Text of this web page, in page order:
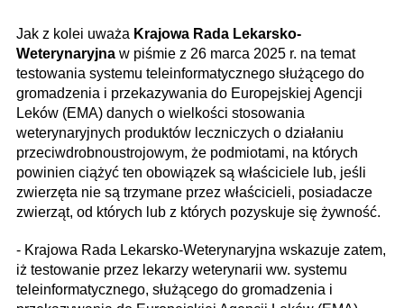
Jak z kolei uważa Krajowa Rada Lekarsko-
Weterynaryjna w piśmie z 26 marca 2025 r. na temat
testowania systemu teleinformatycznego służącego do
gromadzenia i przekazywania do Europejskiej Agencji
Leków (EMA) danych o wielkości stosowania
weterynaryjnych produktów leczniczych o działaniu
przeciwdrobnoustrojowym, że podmiotami, na których
powinien ciążyć ten obowiązek są właściciele lub, jeśli
zwierzęta nie są trzymane przez właścicieli, posiadacze
zwierząt, od których lub z których pozyskuje się żywność.
- Krajowa Rada Lekarsko-Weterynaryjna wskazuje zatem,
iż testowanie przez lekarzy weterynarii ww. systemu
teleinformatycznego, służącego do gromadzenia i